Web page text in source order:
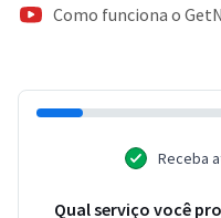
Como funciona o
Receba
Qual serviço você